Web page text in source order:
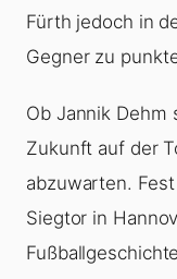
Fürth jedoch in
Gegner zu
Ob Jannik Dehm
Zukunft auf der
abzuwarten.
Siegtor in